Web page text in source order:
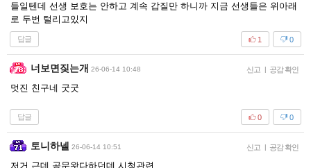
들일텐데 선생 보호는 안하고 계속 갑질만 하니까 지금 선생들은 위아래
로 두번 털리고있지
답글 0
1
너보면짖는개 26-06-14 10:48 신고 | 공감 확인
멋진 친구네 굿굿
답글 0
0
토니하넬 26-06-14 10:51 신고 | 공감 확인
저거 근데 공문왓다하던데 시청관련